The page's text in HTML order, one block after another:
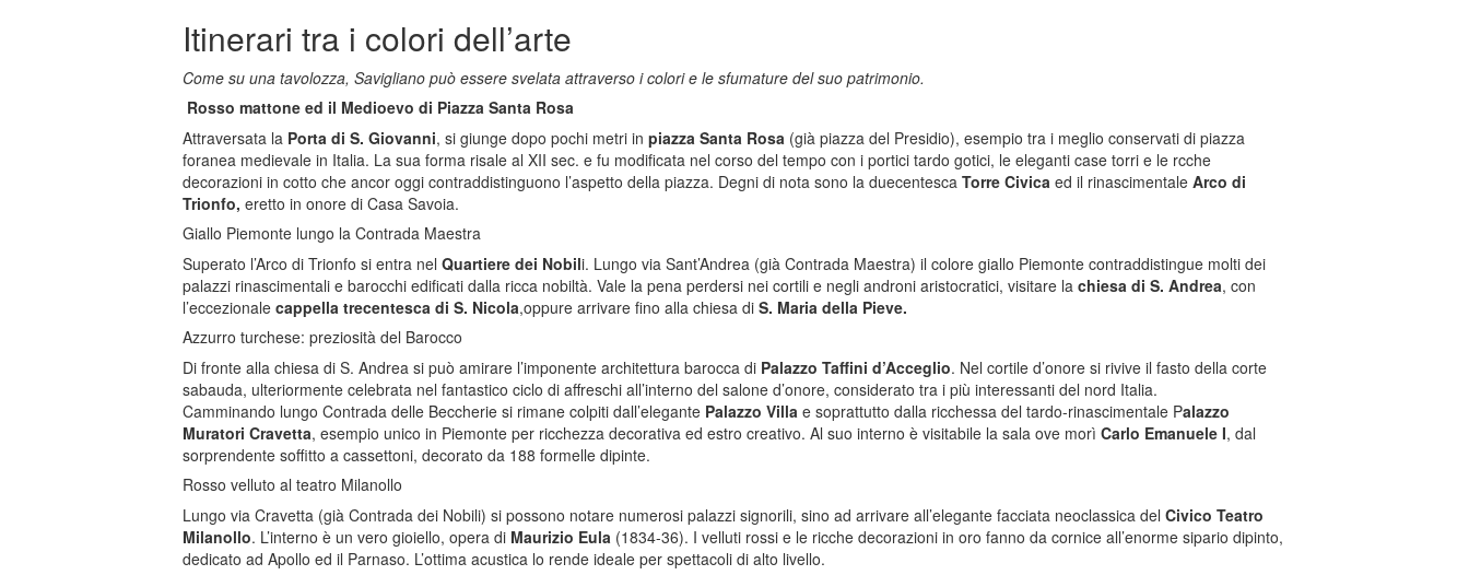
Itinerari tra i colori dell’arte
Come su una tavolozza, Savigliano può essere svelata attraverso i colori e le sfumature del suo patrimonio.
Rosso mattone ed il Medioevo di Piazza Santa Rosa
Attraversata la Porta di S. Giovanni, si giunge dopo pochi metri in piazza Santa Rosa (già piazza del Presidio), esempio tra i meglio conservati di piazza
foranea medievale in Italia. La sua forma risale al XII sec. e fu modificata nel corso del tempo con i portici tardo gotici, le eleganti case torri e le rcche
decorazioni in cotto che ancor oggi contraddistinguono l’aspetto della piazza. Degni di nota sono la duecentesca Torre Civica ed il rinascimentale Arco di
Trionfo, eretto in onore di Casa Savoia.
Giallo Piemonte lungo la Contrada Maestra
Superato l’Arco di Trionfo si entra nel Quartiere dei Nobili. Lungo via Sant’Andrea (già Contrada Maestra) il colore giallo Piemonte contraddistingue molti dei
palazzi rinascimentali e barocchi edificati dalla ricca nobiltà. Vale la pena perdersi nei cortili e negli androni aristocratici, visitare la chiesa di S. Andrea, con
l’eccezionale cappella trecentesca di S. Nicola,oppure arrivare fino alla chiesa di S. Maria della Pieve.
Azzurro turchese: preziosità del Barocco
Di fronte alla chiesa di S. Andrea si può amirare l’imponente architettura barocca di Palazzo Taffini d’Acceglio. Nel cortile d’onore si rivive il fasto della corte
sabauda, ulteriormente celebrata nel fantastico ciclo di affreschi all’interno del salone d’onore, considerato tra i più interessanti del nord Italia.
Camminando lungo Contrada delle Beccherie si rimane colpiti dall’elegante Palazzo Villa e soprattutto dalla ricchessa del tardo-rinascimentale Palazzo
Muratori Cravetta, esempio unico in Piemonte per ricchezza decorativa ed estro creativo. Al suo interno è visitabile la sala ove morì Carlo Emanuele I, dal
sorprendente soffitto a cassettoni, decorato da 188 formelle dipinte.
Rosso velluto al teatro Milanollo
Lungo via Cravetta (già Contrada dei Nobili) si possono notare numerosi palazzi signorili, sino ad arrivare all’elegante facciata neoclassica del Civico Teatro
Milanollo. L’interno è un vero gioiello, opera di Maurizio Eula (1834-36). I velluti rossi e le ricche decorazioni in oro fanno da cornice all’enorme sipario dipinto,
dedicato ad Apollo ed il Parnaso. L’ottima acustica lo rende ideale per spettacoli di alto livello.